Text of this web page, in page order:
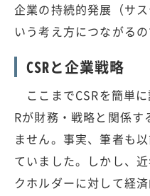
企業の持続的発展（サ
いう考え方につながるの
CSRと企業戦略
ここまでCSRを簡単
Rが財務・戦略と関係
ません。事実、筆者も
ていました。しかし、
クホルダーに対して経